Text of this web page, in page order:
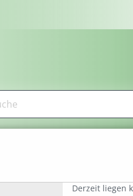
Derzeit liegen